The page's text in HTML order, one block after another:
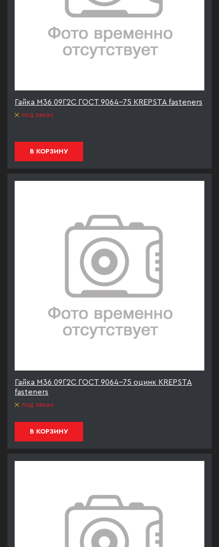
Гайка М36 09Г2С ГОСТ 9064-75 KREPSTA fasteners
под заказ
В КОРЗИНУ
Гайка М36 09Г2С ГОСТ 9064-75 оцинк KREPSTA
fasteners
под заказ
В КОРЗИНУ